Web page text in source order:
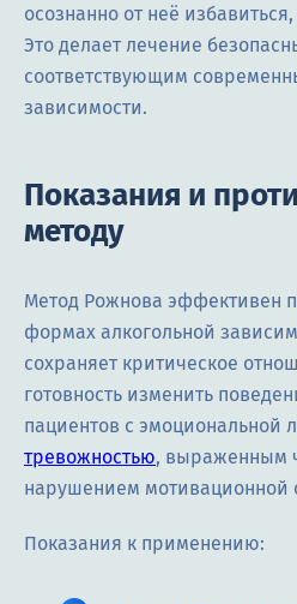
осознанно от неё
Это делает лечение
соответствующим
зависимости.
Показания и
методу
Метод Рожнова эффективен
формах алкогольной
сохраняет критическое
готовность изменить
пациентов с эмоциональной
тревожностью, выраженным
нарушением мотивационной
Показания к применению: